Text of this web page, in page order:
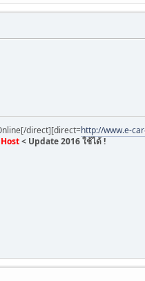
direct][direct=http://www.e-
< Update 2016 ใช้ได้ !